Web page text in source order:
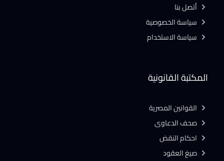
المكتبة القانونية
القوانين المصرية
صحف الدعاوى
احكام النقض
صيغ العقود
أتصل بنا
سياسة الخصوصية
سياسة الاستخدام